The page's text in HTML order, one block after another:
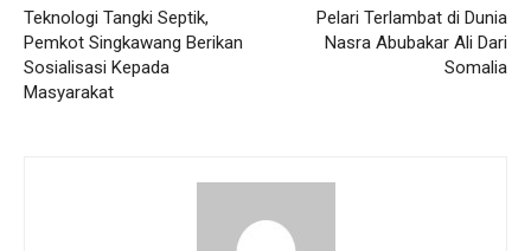
Teknologi Tangki Septik,
Pemkot Singkawang Berikan
Sosialisasi Kepada
Masyarakat
Pelari Terlambat di Dunia
Nasra Abubakar Ali Dari
Somalia